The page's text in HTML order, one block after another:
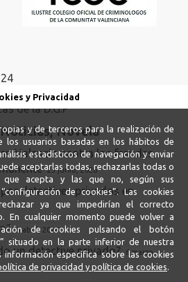
y Privacidad
y de terceros para la realización de
los usuarios basadas en los hábitos de
estadísticos de navegación y enviar
aceptarlas todas, rechazarlas todas o
que acepta y las que no, según sus
de cookies”. Las cookies
ya que impedirían el correcto
En cualquier momento puede volver a
de cookies pulsando el botón
situado en la parte inferior de nuestra
información específica sobre las cookies
de privacidad y política de cookies.
de la D.G.P
Novela
Valencia contra los fraudes
23 junio, 2026
detectives privados en
5 abril, 2026
un detective privado?
6 marzo,